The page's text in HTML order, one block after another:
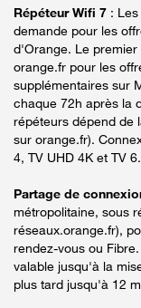
Répéteur Wifi 7 :
demande pour les
d'Orange. Le
orange.fr pour les
supplémentaires sur
chaque 72h après la
répéteurs dépend de
sur orange.fr).
4, TV UHD 4K et TV 6.
Partage de
métropolitaine, sous
réseaux.orange.fr),
rendez-vous ou
valable jusqu'à la
plus tard jusqu'à 12